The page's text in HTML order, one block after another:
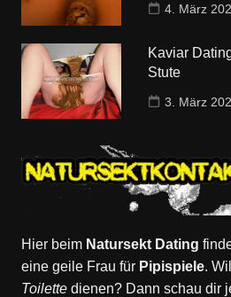
4. März
Kaviar
Stute
3. März
Hier beim Natursekt Dating
eine geile Frau für Pipispiele.
Toilettedienen? Dann schau dir